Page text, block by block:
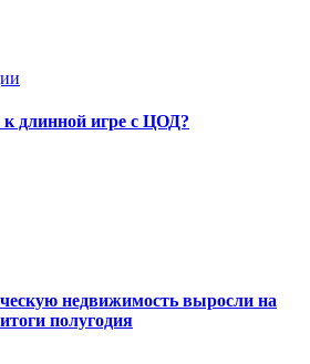
длинной игре с ЦОД?
недвижимость выросли на
полугодия